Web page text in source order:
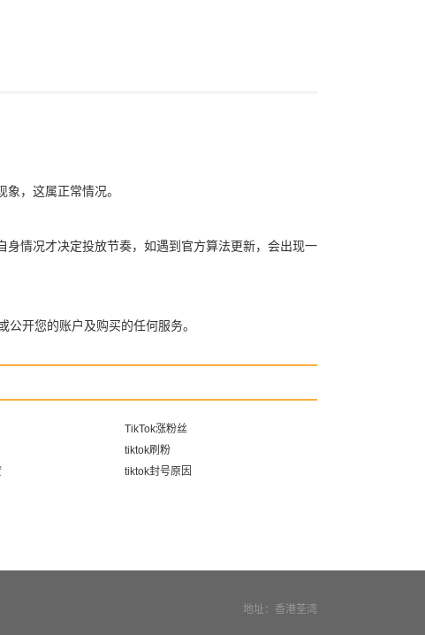
，这属正常情况。
情况才决定投放节奏，如遇到官方算法更新，会出现一
开您的账户及购买的任何服务。
TikTok涨粉丝
tiktok刷粉
tiktok封号原因
地址：香港荃湾